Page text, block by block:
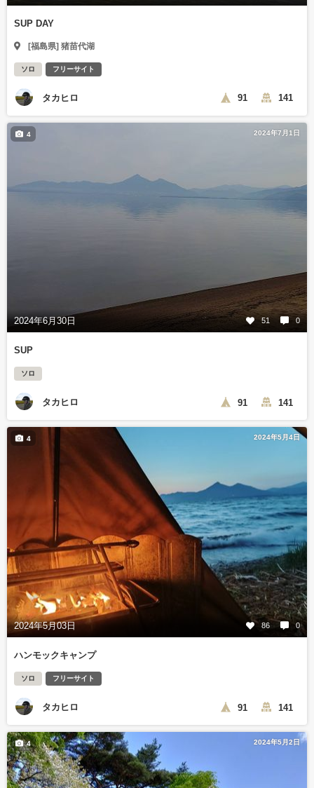
SUP DAY
[福島県] 猪苗代湖
ソロ フリーサイト
タカヒロ 91 141
2024年7月1日
2024年6月30日 51 0
4
SUP
ソロ
タカヒロ 91 141
2024年5月4日
2024年5月03日 86 0
4
ハンモックキャンプ
ソロ フリーサイト
タカヒロ 91 141
2024年5月2日
4